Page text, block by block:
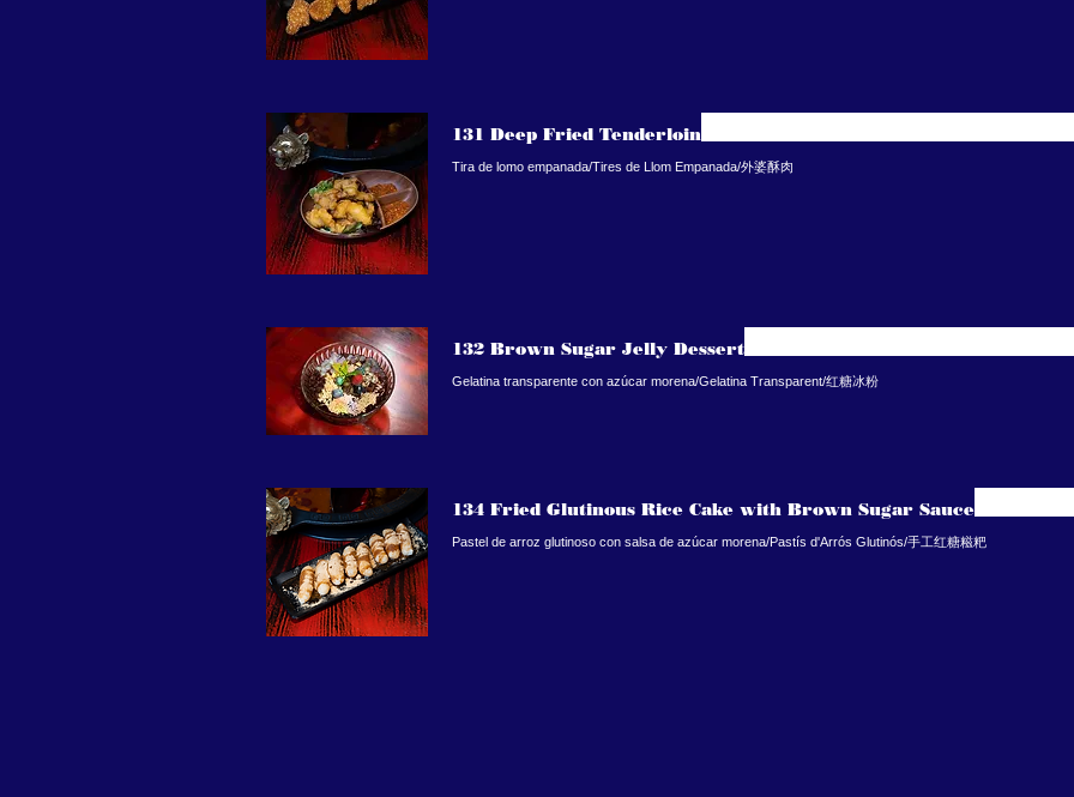
131 Deep Fried Tenderloin
Tira de lomo empanada/Tires de Llom Empanada/外婆酥肉
132 Brown Sugar Jelly Dessert
Gelatina transparente con azúcar morena/Gelatina Transparent/红糖冰粉
134 Fried Glutinous Rice Cake with Brown Sugar Sauce
Pastel de arroz glutinoso con salsa de azúcar morena/Pastís d'Arrós Glutinós/手工红糖糍粑